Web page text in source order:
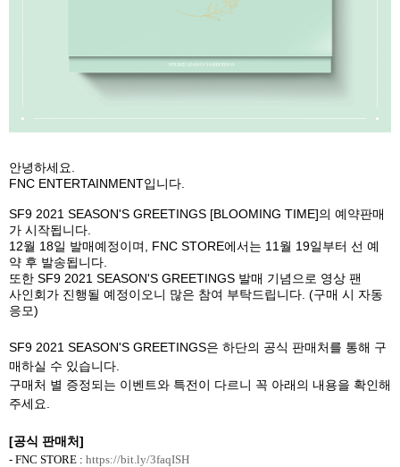
안녕하세요
FNC ENTERTAINMENT입니다
SF9 2021 SEASON'S GREETINGS [BLOOMING TIME]의 예약판매
가 시작됩니다
12월 18일 발매예정이며 FNC STORE에서는 11 월 19일부터 선 예
약 후 발송됩니다
또한 SF9 2021 SEASON'S GREETINGS 발매 기념으로 영상 팬
사인회가 진행될 예정이오니 많은 참여 부탁드립니다 . (구매 시 자동
응모)
SF9 2021 SEASON'S GREETINGS은 하단의 공식 판매처를 통해 구
매하실 수 있습니다
구매처 별 증정되는 이벤트와 특전이 다르니 꼭 아래의 내용을 확인해
주세요
[공식 판매처]
- FNC STORE : https://bit.ly/3faqISH